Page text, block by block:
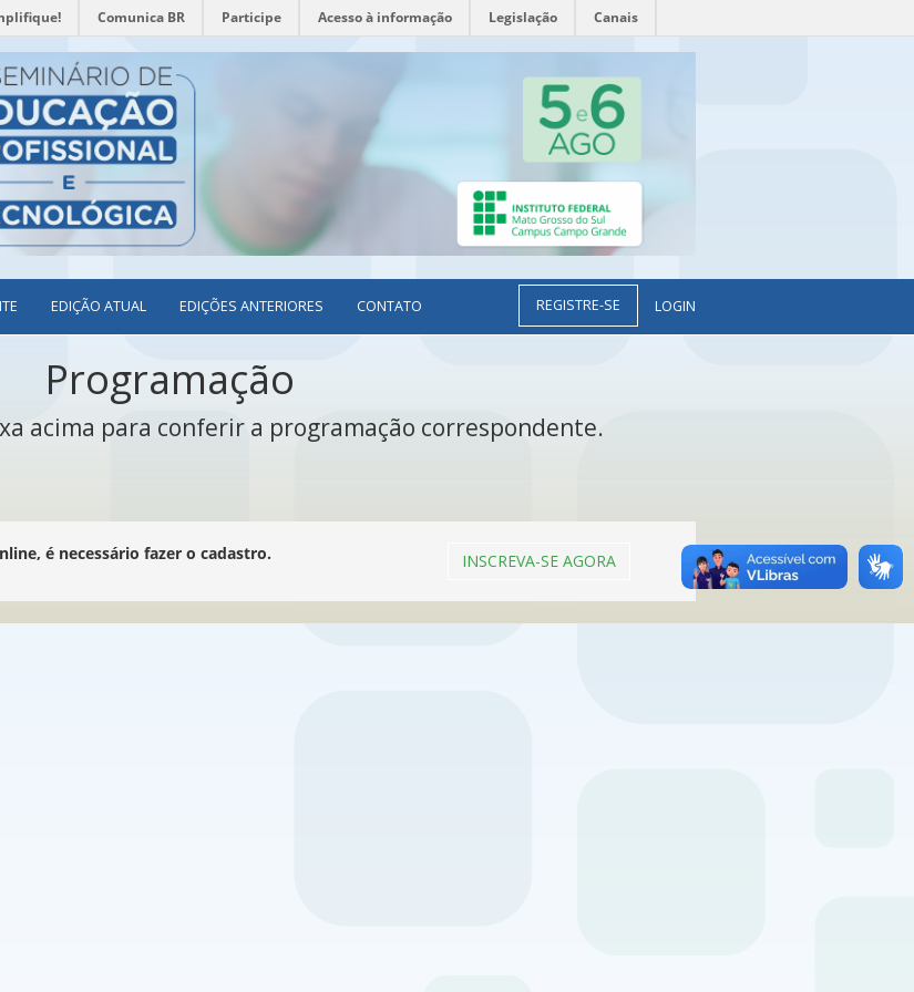
Comunica BR Participe Acesso à informação Legislação Canais
EDIÇÃO ATUAL EDIÇÕES ANTERIORES CONTATO REGISTRE-SE LOGIN
Programação
acima para conferir a programação correspondente.
é necessário fazer o cadastro. INSCREVA-SE AGORA